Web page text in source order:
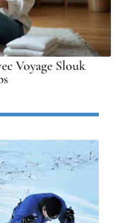
Voyage Slouk